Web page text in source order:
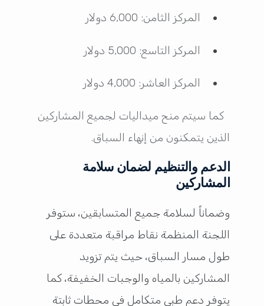
المركز الثامن: 6,000 دولار
المركز التاسع: 5,000 دولار
المركز العاشر: 4,000 دولار
كما سيتم منح ميداليات لجميع المشاركين
الذين يتمكنون من إنهاء السباق.
الدعم والتنظيم لضمان سلامة
المشاركين
وضماناً لسلامة جميع المتسابقين، ستوفر
اللجنة المنظمة نقاط مراقبة متعددة على
طول مسار السباق، حيث يتم تزويد
المشاركين بالمياه والوجبات الخفيفة، كما
يتوفر دعم طبي متكامل في محطات ثابتة